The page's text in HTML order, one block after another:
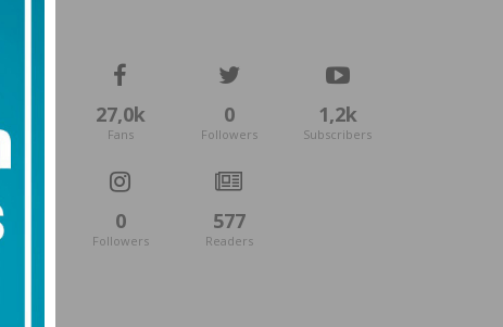
27,0k
Fans
0
Followers
1,2k
Subscribers
0
Followers
577
Readers